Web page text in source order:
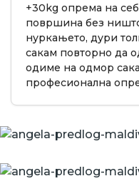
+30kg опрема на
површина без
нуркањето, дури
сакам повторно да
одиме на одмор
професионална